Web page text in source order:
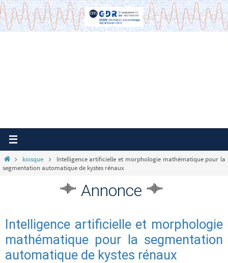
Passer
vers
le
Homekiosque
Intelligence artificielle et morphologie mathématique pour la
segmentation automatique de kystes rénaux
Annonce
Intelligence artificielle et morphologie
mathématique pour la segmentation
automatique de kystes rénaux